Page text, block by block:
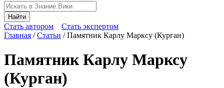
Найти
Стать автором
Стать экспертом
Главная /Статьи /Памятник Карлу Марксу (Курган)
Памятник Карлу Марксу
(Курган)